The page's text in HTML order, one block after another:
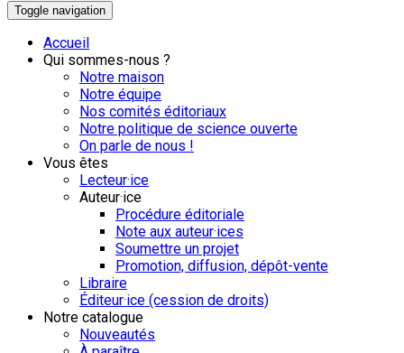
Toggle navigation
Accueil
Qui sommes-nous ?
Notre maison
Notre équipe
Nos comités éditoriaux
Notre politique de science ouverte
On parle de nous !
Vous êtes
Lecteur·ice
Auteur·ice
Procédure éditoriale
Note aux auteur·ices
Soumettre un projet
Promotion, diffusion, dépôt-vente
Libraire
Éditeur·ice (cession de droits)
Notre catalogue
Nouveautés